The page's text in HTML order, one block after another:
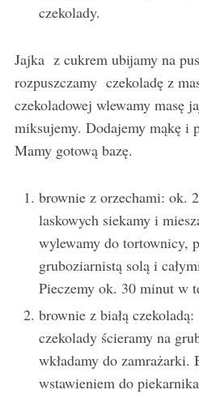
czekolady.
Jajka z cukrem ubijamy na
rozpuszczamy czekoladę z
czekoladowej wlewamy masę
miksujemy. Dodajemy mąkę i
Mamy gotową bazę.
brownie z orzechami: ok.
laskowych siekamy i
wylewamy do tortownicy,
gruboziarnistą solą i
Pieczemy ok. 30 minut w
brownie z białą
czekolady ścieramy na
wkładamy do zamrażarki.
wstawieniem do